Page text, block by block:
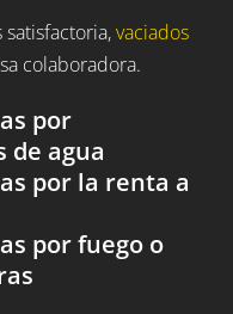
satisfactoria,vaciados
colaboradora.
por
de agua
por la renta a
por fuego o